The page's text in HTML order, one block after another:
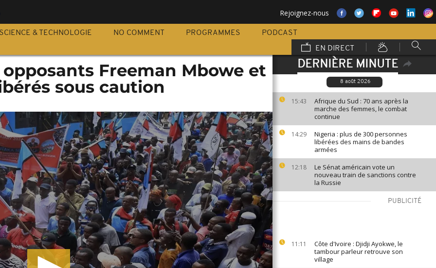
Rejoignez-nous
SCIENCE & TECHNOLOGIE NO COMMENT PROGRAMMES
PODCAST
EN DIRECT
DERNIÈRE MINUTE
8 août 2026
15:43
Afrique du Sud : 70 ans après la
marche des femmes, le combat
continue
14:29
Nigeria : plus de 300 personnes
libérées des mains de bandes
armées
12:18
Le Sénat américain vote un
nouveau train de sanctions contre
la Russie
PUBLICITÉ
11:11
Côte d'Ivoire : Djidji Ayokwe, le
tambour parleur retrouve son
village
opposants Freeman Mbowe et
sous caution